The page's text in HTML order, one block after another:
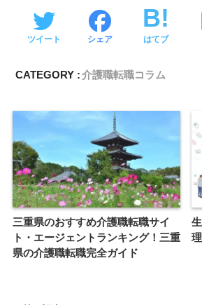
ツイート シェア はてブ
CATEGORY :介護職転職コラム
三重県のおすすめ介護職転職サイ
ト・エージェントランキング！三重
県の介護職転職完全ガイド